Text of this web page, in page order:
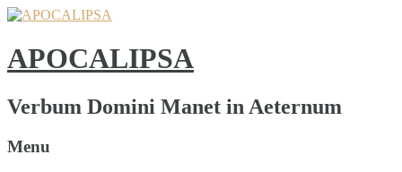
APOCALIPSA
Verbum Domini Manet in Aeternum
Menu